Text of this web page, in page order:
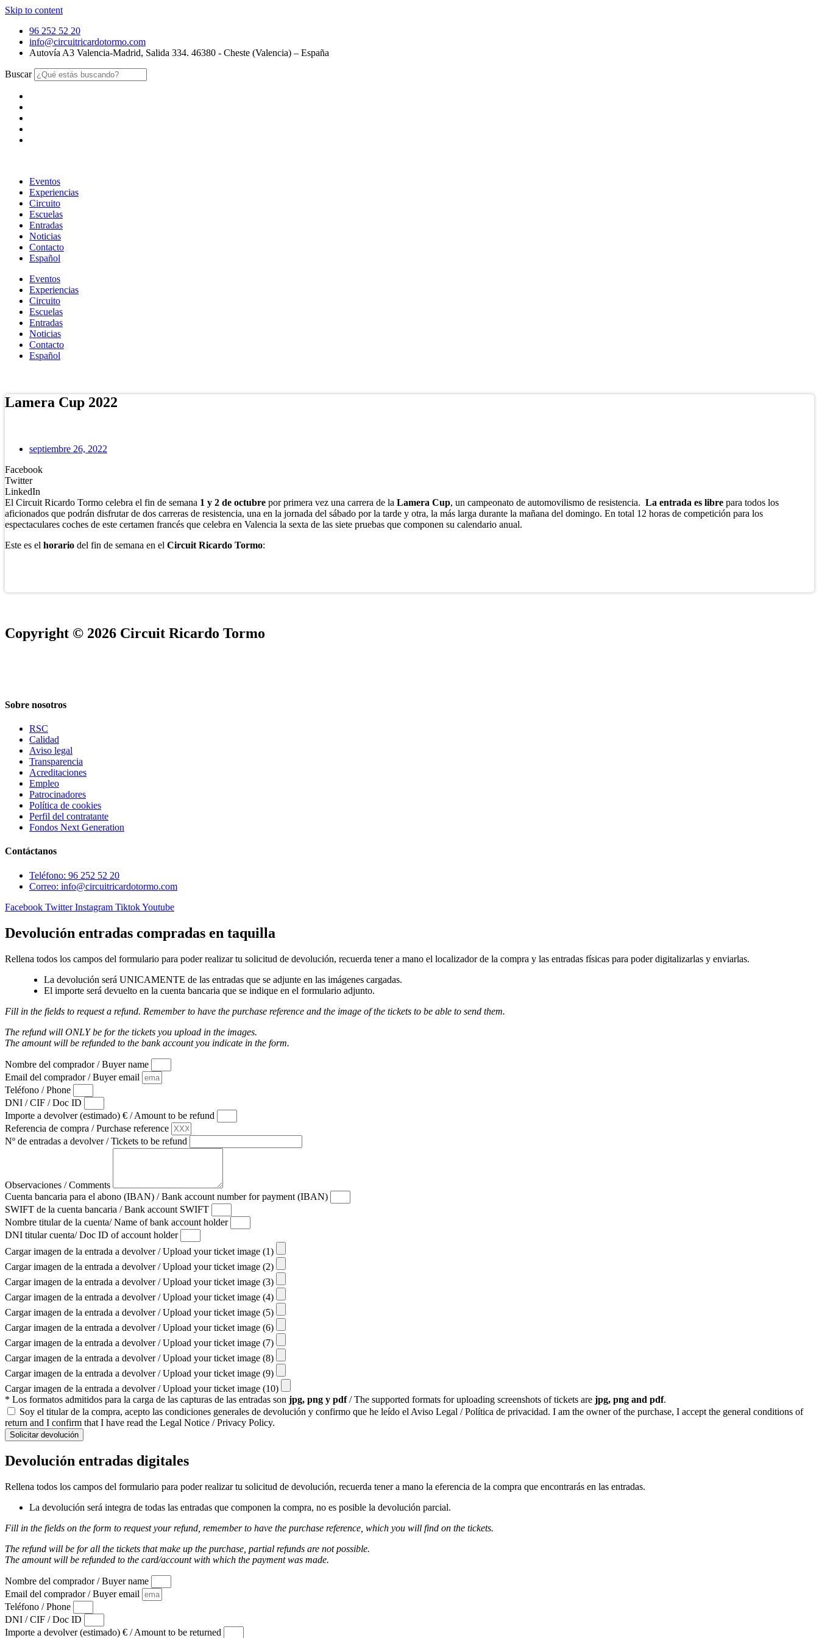
Skip to content
96 252 52 20
info@circuitricardotormo.com
Autovía A3 Valencia-Madrid, Salida 334. 46380 - Cheste (Valencia) – España
Buscar
Eventos
Experiencias
Circuito
Escuelas
Entradas
Noticias
Contacto
Español
Eventos
Experiencias
Circuito
Escuelas
Entradas
Noticias
Contacto
Español
Lamera Cup 2022
septiembre 26, 2022
Facebook
Twitter
LinkedIn
El Circuit Ricardo Tormo celebra el fin de semana 1 y 2 de octubre por primera vez una carrera de la Lamera Cup, un campeonato de automovilismo de resistencia. La entrada es libre para todos los
aficionados que podrán disfrutar de dos carreras de resistencia, una en la jornada del sábado por la tarde y otra, la más larga durante la mañana del domingo. En total 12 horas de competición para los
espectaculares coches de este certamen francés que celebra en Valencia la sexta de las siete pruebas que componen su calendario anual.
Este es el horario del fin de semana en el Circuit Ricardo Tormo:
Copyright © 2026 Circuit Ricardo Tormo
Sobre nosotros
RSC
Calidad
Aviso legal
Transparencia
Acreditaciones
Empleo
Patrocinadores
Política de cookies
Perfil del contratante
Fondos Next Generation
Contáctanos
Teléfono: 96 252 52 20
Correo: info@circuitricardotormo.com
Facebook Twitter Instagram TiktokYoutube
Devolución entradas compradas en taquilla
Rellena todos los campos del formulario para poder realizar tu solicitud de devolución, recuerda tener a mano el localizador de la compra y las entradas físicas para poder digitalizarlas y enviarlas.
La devolución será UNICAMENTE de las entradas que se adjunte en las imágenes cargadas.
El importe será devuelto en la cuenta bancaria que se indique en el formulario adjunto.
Fill in the fields to request a refund. Remember to have the purchase reference and the image of the tickets to be able to send them.
The refund will ONLY be for the tickets you upload in the images.
The amount will be refunded to the bank account you indicate in the form.
Nombre del comprador / Buyer name
Email del comprador / Buyer email
Teléfono / Phone
DNI / CIF / Doc ID
Importe a devolver (estimado) € / Amount to be refund
Referencia de compra / Purchase reference
Nº de entradas a devolver / Tickets to be refund
Observaciones / Comments
Cuenta bancaria para el abono (IBAN) / Bank account number for payment (IBAN)
SWIFT de la cuenta bancaria / Bank account SWIFT
Nombre titular de la cuenta/ Name of bank account holder
DNI titular cuenta/ Doc ID of account holder
Cargar imagen de la entrada a devolver / Upload your ticket image (1)
Cargar imagen de la entrada a devolver / Upload your ticket image (2)
Cargar imagen de la entrada a devolver / Upload your ticket image (3)
Cargar imagen de la entrada a devolver / Upload your ticket image (4)
Cargar imagen de la entrada a devolver / Upload your ticket image (5)
Cargar imagen de la entrada a devolver / Upload your ticket image (6)
Cargar imagen de la entrada a devolver / Upload your ticket image (7)
Cargar imagen de la entrada a devolver / Upload your ticket image (8)
Cargar imagen de la entrada a devolver / Upload your ticket image (9)
Cargar imagen de la entrada a devolver / Upload your ticket image (10)
* Los formatos admitidos para la carga de las capturas de las entradas son jpg, png y pdf/ The supported formats for uploading screenshots of tickets are jpg, png and pdf.
Soy el titular de la compra, acepto las condiciones generales de devolución y confirmo que he leído el Aviso Legal / Política de privacidad. I am the owner of the purchase, I accept the general conditions of
return and I confirm that I have read the Legal Notice / Privacy Policy.
Solicitar devolución
Devolución entradas digitales
Rellena todos los campos del formulario para poder realizar tu solicitud de devolución, recuerda tener a mano la eferencia de la compra que encontrarás en las entradas.
La devolución será integra de todas las entradas que componen la compra, no es posible la devolución parcial.
Fill in the fields on the form to request your refund, remember to have the purchase reference, which you will find on the tickets.
The refund will be for all the tickets that make up the purchase, partial refunds are not possible.
The amount will be refunded to the card/account with which the payment was made.
Nombre del comprador / Buyer name
Email del comprador / Buyer email
Teléfono / Phone
DNI / CIF / Doc ID
Importe a devolver (estimado) € / Amount to be returned